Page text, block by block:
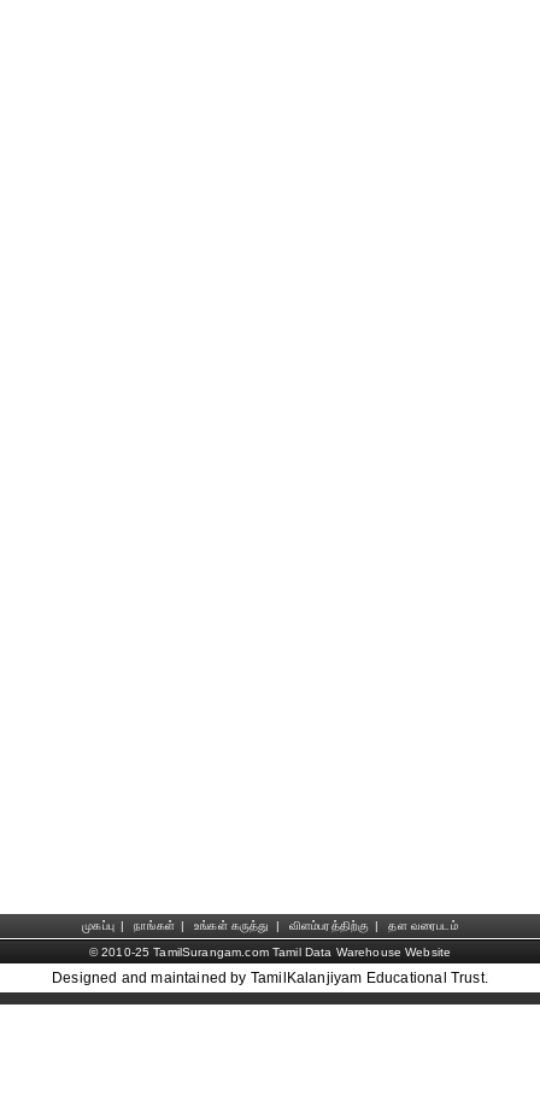
முகப்பு | நாங்கள் | உங்கள் கருத்து | விளம்பரத்திற்கு |
தள வரைபடம்
© 2010-25 TamilSurangam.com Tamil Data Warehouse Website
Designed and maintained by TamilKalanjiyam Educational Trust.